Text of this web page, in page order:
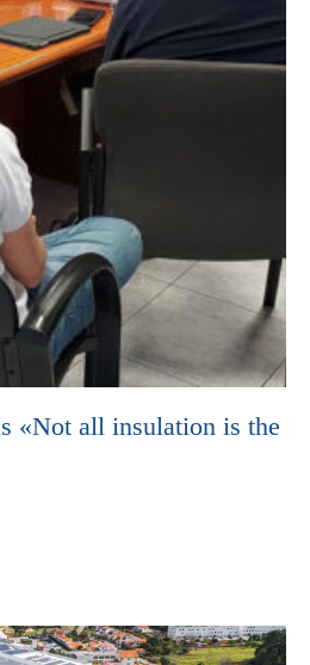
«Not all insulation is the